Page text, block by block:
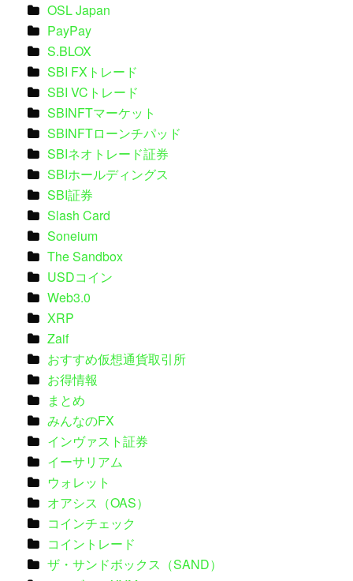
OSL Japan
PayPay
S.BLOX
SBI FXトレード
SBI VCトレード
SBINFTマーケット
SBINFTローンチパッド
SBIネオトレード証券
SBIホールディングス
SBI証券
Slash Card
Soneium
The Sandbox
USDコイン
Web3.0
XRP
Zaif
おすすめ仮想通貨取引所
お得情報
まとめ
みんなのFX
インヴァスト証券
イーサリアム
ウォレット
オアシス（OAS）
コインチェック
コイントレード
ザ・サンドボックス（SAND）